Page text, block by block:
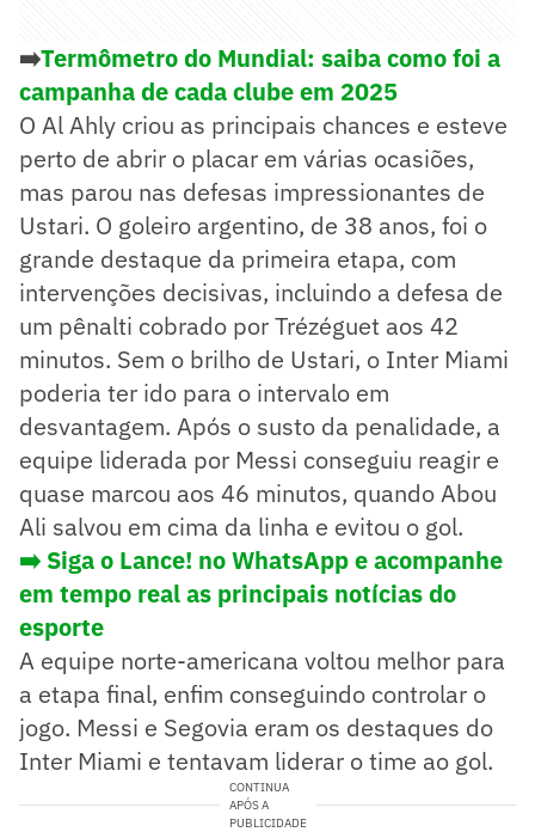
➡️Termômetro do Mundial: saiba como foi a
campanha de cada clube em 2025
O Al Ahly criou as principais chances e esteve
perto de abrir o placar em várias ocasiões,
mas parou nas defesas impressionantes de
Ustari. O goleiro argentino, de 38 anos, foi o
grande destaque da primeira etapa, com
intervenções decisivas, incluindo a defesa de
um pênalti cobrado por Trézéguet aos 42
minutos. Sem o brilho de Ustari, o Inter Miami
poderia ter ido para o intervalo em
desvantagem. Após o susto da penalidade, a
equipe liderada por Messi conseguiu reagir e
quase marcou aos 46 minutos, quando Abou
Ali salvou em cima da linha e evitou o gol.
➡️ Siga o Lance! no WhatsApp e acompanhe
em tempo real as principais notícias do
esporte
A equipe norte-americana voltou melhor para
a etapa final, enfim conseguindo controlar o
jogo. Messi e Segovia eram os destaques do
Inter Miami e tentavam liderar o time ao gol.
CONTINUA
APÓS A
PUBLICIDADE